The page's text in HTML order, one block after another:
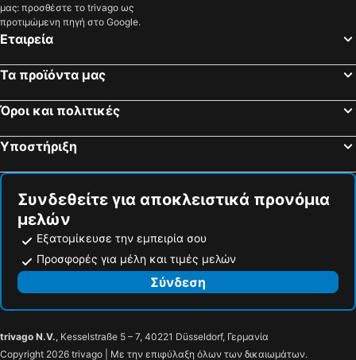
μας: προσθέστε το trivago ως
προτιμώμενη πηγή στο Google.
Εταιρεία
Τα προϊόντα μας
Όροι και πολιτικές
Υποστήριξη
Συνδεθείτε για αποκλειστικά προνόμια
μελών
Εξατομίκευσε την εμπειρία σου
Προσφορές για μέλη και τιμές μελών
Σύνδεση
trivago N.V., Kesselstraße 5 – 7, 40221 Düsseldorf, Γερμανία
Copyright 2026 trivago | Με την επιφύλαξη όλων των δικαιωμάτων.